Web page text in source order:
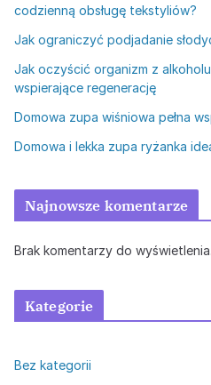
codzienną obsługę tekstyliów?
Jak ograniczyć podjadanie
Jak oczyścić organizm z
wspierające regenerację
Domowa zupa wiśniowa pełna
Domowa i lekka zupa ryżanka
Najnowsze komentarze
Brak komentarzy do wyświetlenia.
Kategorie
Bez kategorii